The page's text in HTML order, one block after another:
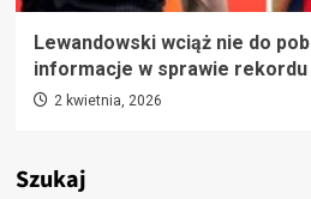
Lewandowski wciąż nie do
informacje w sprawie rekordu
2 kwietnia, 2026
Szukaj